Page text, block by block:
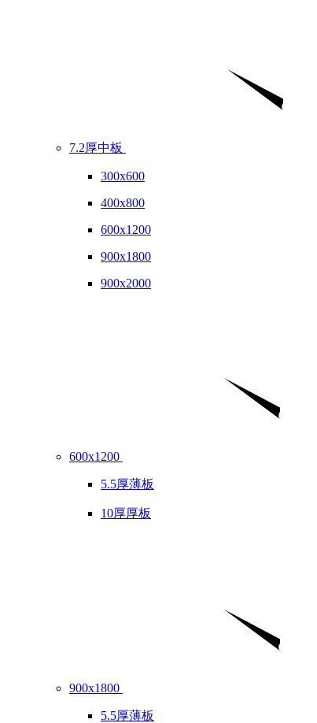
7.2厚中板
300x600
400x800
600x1200
900x1800
900x2000
600x1200
5.5厚薄板
10厚厚板
900x1800
5.5厚薄板